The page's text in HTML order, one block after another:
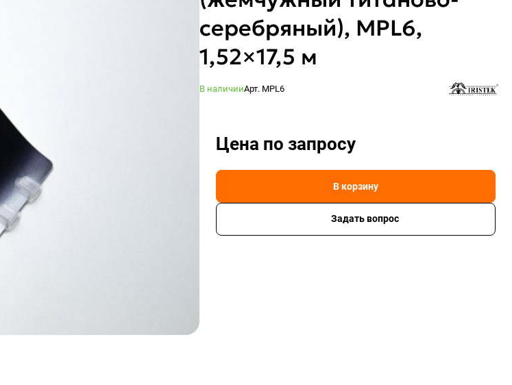
серебряный), MPL6,
1,52×17,5 м
В наличииАрт. MPL6
Цена по запросу
В корзину
Задать вопрос